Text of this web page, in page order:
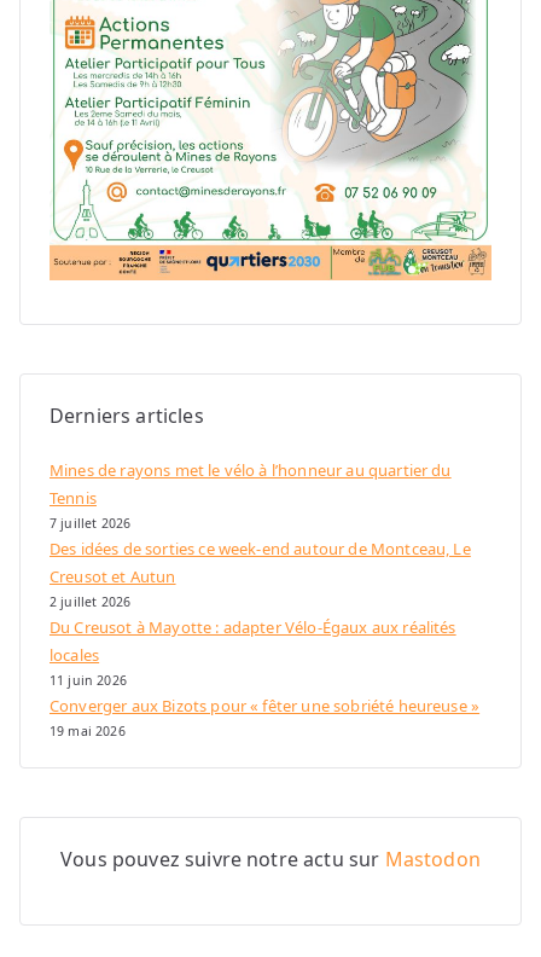
Derniers articles
Mines de rayons met le vélo à l’honneur au quartier du
Tennis
7 juillet 2026
Des idées de sorties ce week-end autour de Montceau, Le
Creusot et Autun
2 juillet 2026
Du Creusot à Mayotte : adapter Vélo-Égaux aux réalités
locales
11 juin 2026
Converger aux Bizots pour « fêter une sobriété heureuse »
19 mai 2026
Vous pouvez suivre notre actu sur Mastodon